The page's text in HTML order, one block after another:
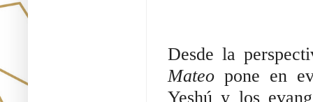
Desde la
Mateo pone en
Yeshú y los